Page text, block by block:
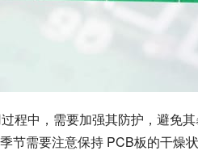
程中，需要加强其防护，避免
节需要注意保持 PCB板的干燥状